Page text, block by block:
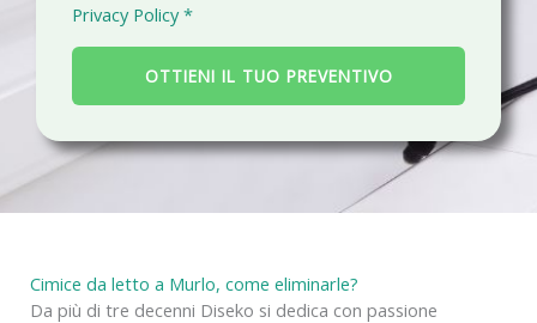
g
i
r
i
a
c
Privacy Policy *
OTTIENI IL TUO PREVENTIVO
Cimice da letto a Murlo, come eliminarle?
Da più di tre decenni Diseko si dedica con passione